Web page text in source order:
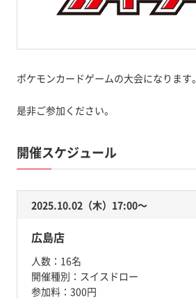
ポケモンカードゲームの大会になります。
是非ご参加ください。
開催スケジュール
2025.10.02（木）17:00〜
広島店
人数： 16名
開催種別： スイスドロー
参加料： 300円